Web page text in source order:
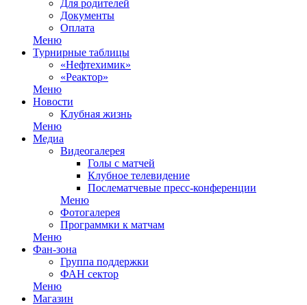
Для родителей
Документы
Оплата
Меню
Турнирные таблицы
«Нефтехимик»
«Реактор»
Меню
Новости
Клубная жизнь
Меню
Медиа
Видеогалерея
Голы с матчей
Клубное телевидение
Послематчевые пресс-конференции
Меню
Фотогалерея
Программки к матчам
Меню
Фан-зона
Группа поддержки
ФАН сектор
Меню
Магазин